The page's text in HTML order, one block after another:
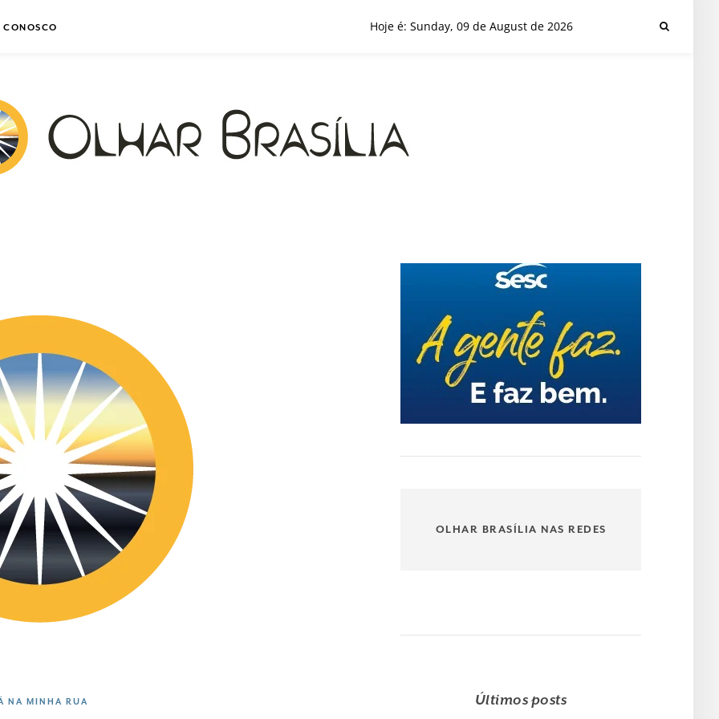
Hoje é: Sunday, 09 de August de 2026
CONOSCO
NA MINHA RUA
OLHAR BRASÍLIA NAS REDES
Últimos posts